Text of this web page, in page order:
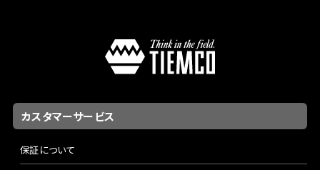
カスタマーサービス
保証について